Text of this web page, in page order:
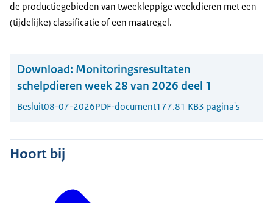
de productiegebieden van tweekleppige weekdieren met een
(tijdelijke) classificatie of een maatregel.
Download: Monitoringsresultaten
schelpdieren week 28 van 2026 deel 1
Besluit08-07-2026PDF-document177.81 KB3 pagina's
Hoort bij